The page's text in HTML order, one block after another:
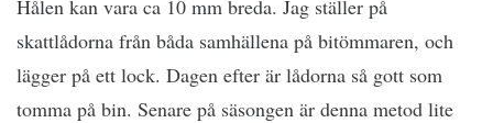
Hålen kan vara ca 10 mm breda. Jag ställer på
skattlådorna från båda samhällena på bitömmaren, och
lägger på ett lock. Dagen efter är lådorna så gott som
tomma på bin. Senare på säsongen är denna metod lite